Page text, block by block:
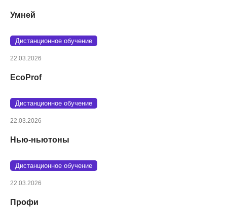
Умней
Дистанционное обучение
22.03.2026
EcoProf
Дистанционное обучение
22.03.2026
Нью-ньютоны
Дистанционное обучение
22.03.2026
Профи